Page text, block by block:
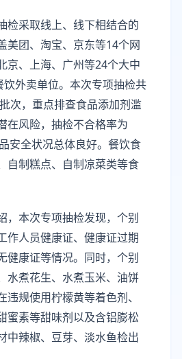
检采取线上、线下相结合的
美团、淘宝、京东等14个网
京、上海、广州等24个大中
外卖单位。本次专项抽检共
次，重点排查食品添加剂滥
在风险，抽检不合格率为
安全状况总体良好。餐饮食
自制糕点、自制凉菜类等食
，本次专项抽检发现，个别
作人员健康证、健康证过期
健康证等情况。同时，个别
水煮花生、水煮玉米、油饼
规使用柠檬黄等着色剂、
蜜素等甜味剂以及含铝膨松
中辣椒、豆芽、淡水鱼检出